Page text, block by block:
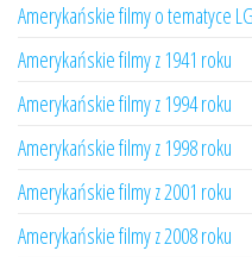
Amerykańskie filmy o tematyce
Amerykańskie filmy z 1941 roku
Amerykańskie filmy z 1994 roku
Amerykańskie filmy z 1998 roku
Amerykańskie filmy z 2001 roku
Amerykańskie filmy z 2008 roku